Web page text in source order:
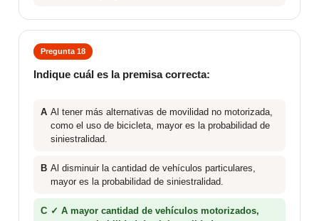
Pregunta 18
Indique cuál es la premisa correcta:
A Al tener más alternativas de movilidad no motorizada,
como el uso de bicicleta, mayor es la probabilidad de
siniestralidad.
B Al disminuir la cantidad de vehículos particulares,
mayor es la probabilidad de siniestralidad.
C ✓ A mayor cantidad de vehículos motorizados,